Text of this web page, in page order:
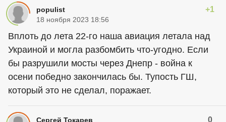
populist +1
18 ноября 2023 18:56
Вплоть до лета 22-го наша авиация летала над
Украиной и могла разбомбить что-угодно. Если
бы разрушили мосты через Днепр - война к
осени победно закончилась бы. Тупость ГШ,
который это не сделал, поражает.
Сергей Токарев 0